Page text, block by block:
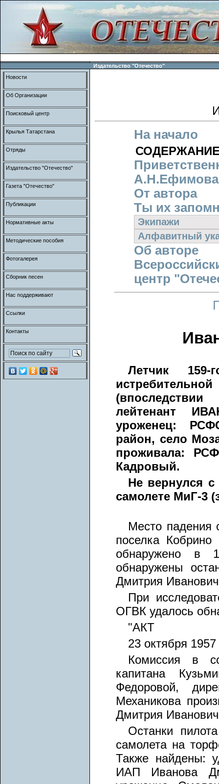
Издательство "Отечество"
На начало
А.Н.Ефимова
От автора
Ты их
Экипажи
Алфавитный
Об авторе
центр
Летчик 159-
лейтенант
уроженец:
район, село
проживала:
Кадровый.
Не вернулся с
самолете МиГ-3
Место падения
поселка Кобрино
обнаружено в
обнаружены
Дмитрия
При
ОГВК удалось
"АКТ
23 октября
Комиссия в
капитана
Федоровой,
Механикова
Дмитрия
Останки
самолета на
Также найдены:
ИАП Иванова
Новости
Об Организации
Поисковый центр
Крылья Татарстана
Отряды
Издательство "Отечество"
Газета "Отечество"
Публикации
Нормативные акты
Методические пособия
Фотогалерея
Сборник песен
Нас поддерживают
Ссылки
Контакты